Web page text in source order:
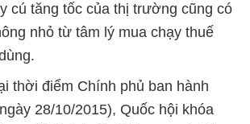
cú tăng tốc của thị trường cũng có
nhỏ từ tâm lý mua chạy thuế
thời điểm Chính phủ ban hành
28/10/2015), Quốc hội khóa